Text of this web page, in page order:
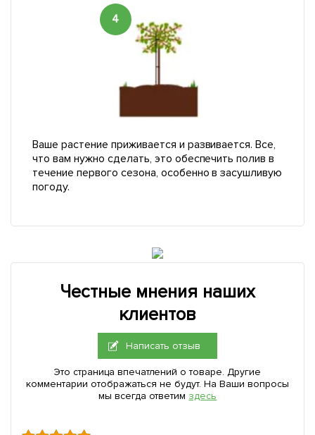
4
Ваше растение приживается и развивается. Все,
что вам нужно сделать, это обеспечить полив в
течение первого сезона, особенно в засушливую
погоду.
Честные мнения наших
клиентов
Написать отзыв
Это страница впечатлений о товаре. Другие
комментарии отображаться не будут. На Ваши вопросы
мы всегда ответим здесь